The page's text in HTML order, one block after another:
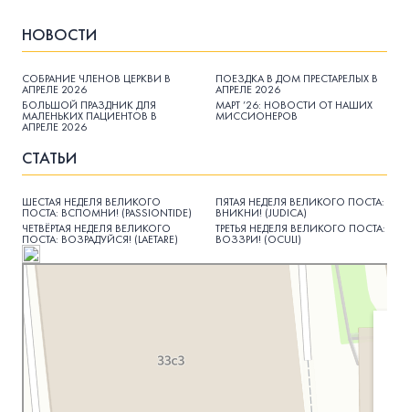
НОВОСТИ
СОБРАНИЕ ЧЛЕНОВ ЦЕРКВИ В
АПРЕЛЕ 2026
ПОЕЗДКА В ДОМ ПРЕСТАРЕЛЫХ В
АПРЕЛЕ 2026
БОЛЬШОЙ ПРАЗДНИК ДЛЯ
МАЛЕНЬКИХ ПАЦИЕНТОВ В
АПРЕЛЕ 2026
МАРТ ’26: НОВОСТИ ОТ НАШИХ
МИССИОНЕРОВ
СТАТЬИ
ШЕСТАЯ НЕДЕЛЯ ВЕЛИКОГО
ПОСТА: ВСПОМНИ! (PASSIONTIDE)
ПЯТАЯ НЕДЕЛЯ ВЕЛИКОГО ПОСТА:
ВНИКНИ! (JUDICA)
ЧЕТВЁРТАЯ НЕДЕЛЯ ВЕЛИКОГО
ПОСТА: ВОЗРАДУЙСЯ! (LAETARE)
ТРЕТЬЯ НЕДЕЛЯ ВЕЛИКОГО ПОСТА:
ВОЗЗРИ! (OCULI)
Московская Библейская Церковь
Протестантская церковь в Москве